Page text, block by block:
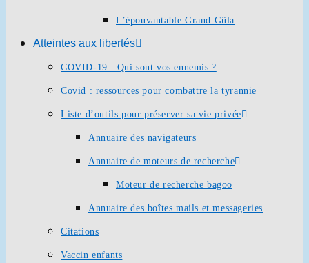
L’épouvantable Grand Gûla
Atteintes aux libertés
COVID-19 : Qui sont vos ennemis ?
Covid : ressources pour combattre la tyrannie
Liste d’outils pour préserver sa vie privée
Annuaire des navigateurs
Annuaire de moteurs de recherche
Moteur de recherche bagoo
Annuaire des boîtes mails et messageries
Citations
Vaccin enfants